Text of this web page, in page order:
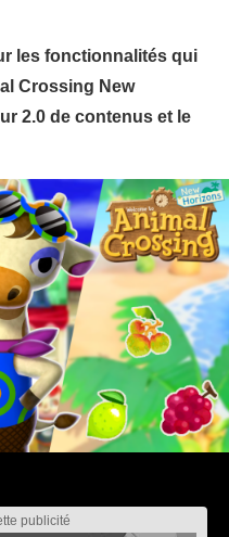
les fonctionnalités qui
Crossing New
2.0 de contenus et le